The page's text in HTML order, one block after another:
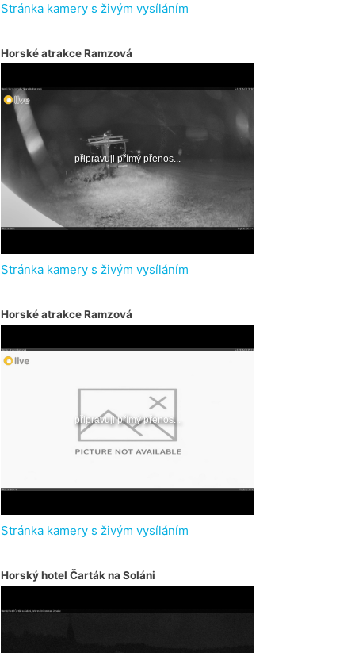
Stránka kamery s živým vysíláním
Horské atrakce Ramzová
Stránka kamery s živým vysíláním
Horské atrakce Ramzová
Stránka kamery s živým vysíláním
Horský hotel Čarták na Soláni